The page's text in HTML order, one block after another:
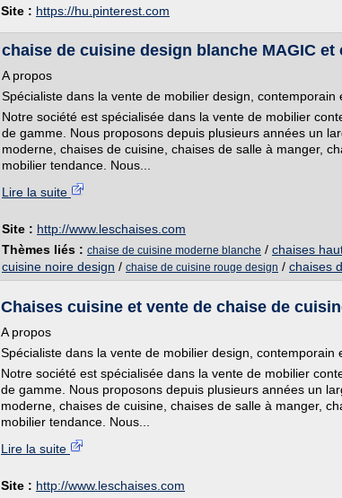
Site : https://hu.pinterest.com
chaise de cuisine design blanche MAGIC et
A propos
Spécialiste dans la vente de mobilier design, contemporain
Notre société est spécialisée dans la vente de mobilier
de gamme. Nous proposons depuis plusieurs années un
moderne, chaises de cuisine, chaises de salle à manger,
mobilier tendance. Nous...
Lire la suite
Site : http://www.leschaises.com
Thèmes liés : chaise de cuisine moderne blanche / chaises
cuisine noire design / chaise de cuisine rouge design / chaises
Chaises cuisine et vente de chaise de
A propos
Spécialiste dans la vente de mobilier design, contemporain
Notre société est spécialisée dans la vente de mobilier
de gamme. Nous proposons depuis plusieurs années un
moderne, chaises de cuisine, chaises de salle à manger,
mobilier tendance. Nous...
Lire la suite
Site : http://www.leschaises.com